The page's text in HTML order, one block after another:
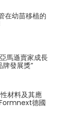
在幼苗移植的
馬遜賣家成長
牌發展獎”
材料及其應
德國